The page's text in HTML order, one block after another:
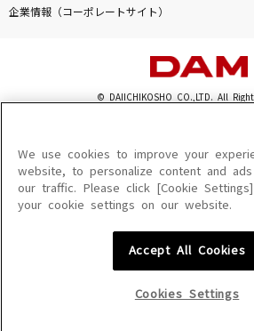
企業情報（コーポレートサイト）
© DAIICHIKOSHO CO.,LTD. All
このサイトに掲載されている一切の文章・画像・写真
を問わず、著作権法の定める範囲を超えて無断で複製
を禁じます。
楽曲及びコンテンツは、機種によりご利用いただけな
楽曲及びコンテンツの配信日、配信内容が変更になる場
We use cookies to improve your
website, to personalize content and
our traffic. Please click [Cookie
your cookie settings on our website.
Accept All Cookies
Cookies Settings